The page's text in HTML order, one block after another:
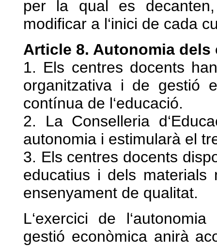
per la qual es
modificar a l‘inici de cada
Article 8. Autonomia dels
1. Els centres docents
organitzativa i de gestió
contínua de l‘educació.
2. La Conselleria
autonomia i estimularà el
3. Els centres docents
educatius i dels
ensenyament de qualitat.
L‘exercici de
gestió econòmica anirà